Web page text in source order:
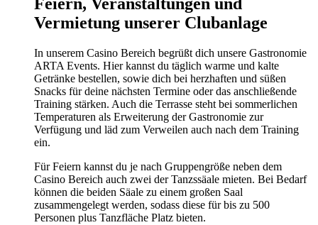
Vermietung unserer Clubanlage
In unserem Casino Bereich begrüßt dich unsere Gastronomie
ARTA Events. Hier kannst du täglich warme und kalte
Getränke bestellen, sowie dich bei herzhaften und süßen
Snacks für deine nächsten Termine oder das anschließende
Training stärken. Auch die Terrasse steht bei sommerlichen
Temperaturen als Erweiterung der Gastronomie zur
Verfügung und läd zum Verweilen auch nach dem Training
ein.
Für Feiern kannst du je nach Gruppengröße neben dem
Casino Bereich auch zwei der Tanzssäale mieten. Bei Bedarf
können die beiden Säale zu einem großen Saal
zusammengelegt werden, sodass diese für bis zu 500
Personen plus Tanzfläche Platz bieten.